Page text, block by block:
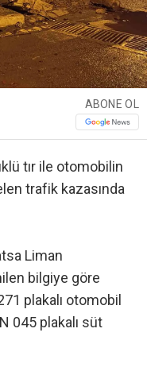
ABONE OL
tır ile otomobilin
trafik kazasında
Liman
bilgiye göre
plakalı otomobil
045 plakalı süt